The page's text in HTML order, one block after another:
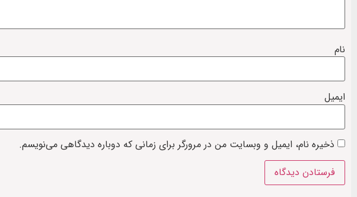
نام
ایمیل
ذخیره نام، ایمیل و وبسایت من در مرورگر برای زمانی که دوباره دیدگاهی می‌نویسم.